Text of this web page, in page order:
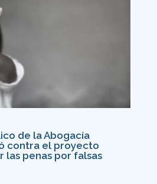
de la Abogacía
contra el proyecto
las penas por falsas